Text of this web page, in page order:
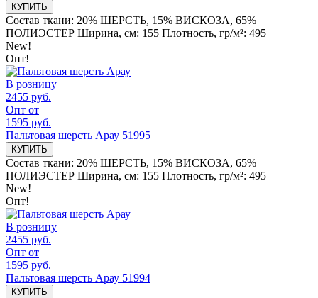
КУПИТЬ
Состав ткани: 20% ШЕРСТЬ, 15% ВИСКОЗА, 65%
ПОЛИЭСТЕР Ширина, см: 155 Плотность, гр/м²: 495
New!
Опт!
В розницу
2455 руб.
Опт от
1595 руб.
Пальтовая шерсть Арау 51995
КУПИТЬ
Состав ткани: 20% ШЕРСТЬ, 15% ВИСКОЗА, 65%
ПОЛИЭСТЕР Ширина, см: 155 Плотность, гр/м²: 495
New!
Опт!
В розницу
2455 руб.
Опт от
1595 руб.
Пальтовая шерсть Арау 51994
КУПИТЬ